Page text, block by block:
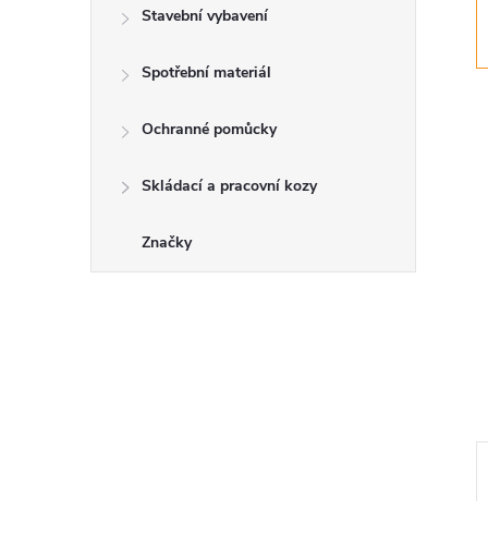
Stavební vybavení
Spotřební materiál
Ochranné pomůcky
Skládací a pracovní kozy
Značky